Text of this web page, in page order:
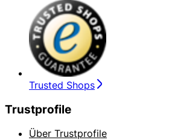
Trusted Shops
Trustprofile
Über Trustprofile